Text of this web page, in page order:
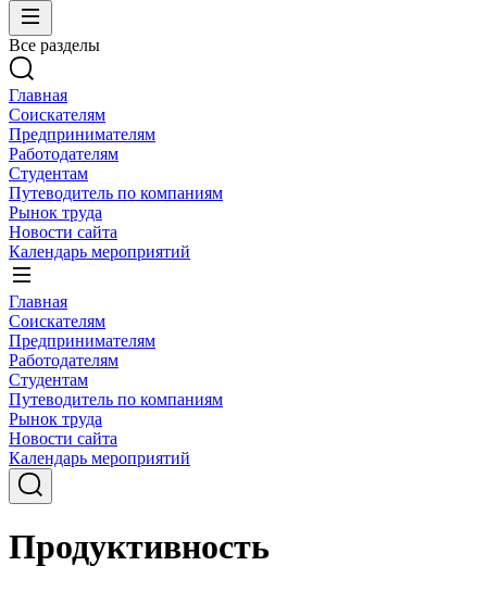
Все разделы
Главная
Соискателям
Предпринимателям
Работодателям
Студентам
Путеводитель по компаниям
Рынок труда
Новости сайта
Календарь мероприятий
Главная
Соискателям
Предпринимателям
Работодателям
Студентам
Путеводитель по компаниям
Рынок труда
Новости сайта
Календарь мероприятий
Продуктивность